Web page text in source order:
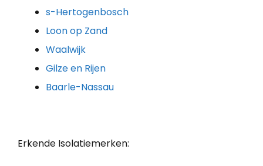
s-Hertogenbosch
Loon op Zand
Waalwijk
Gilze en Rijen
Baarle-Nassau
Erkende Isolatiemerken: